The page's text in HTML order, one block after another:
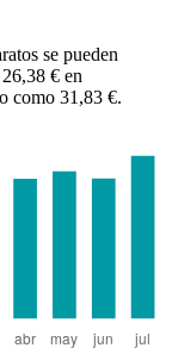
se pueden
€ en
como 31,83 €.